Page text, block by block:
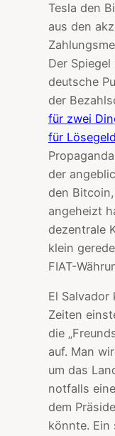
Tesla den
aus den
Der
deutsche
der
für zwei
für
der
den
angeheizt
dezentrale
klein
FIAT-
El
Zeiten
die
auf. Man
um das
notfalls
dem
könnte. Ein